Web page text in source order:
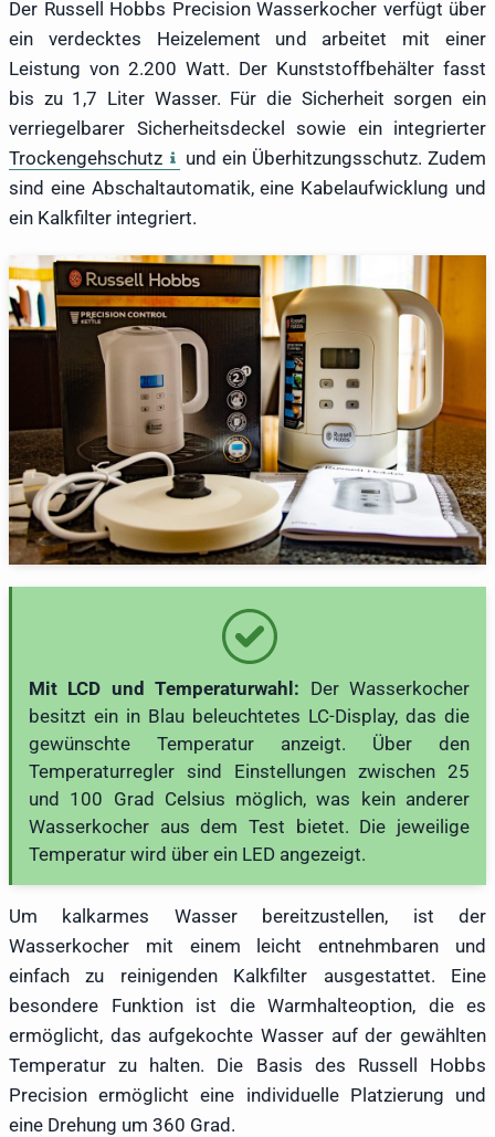
Der Russell Hobbs Precision Wasserkocher verfügt über
ein verdecktes Heizelement und arbeitet mit einer
Leistung von 2.200 Watt. Der Kunststoffbehälter fasst
bis zu 1,7 Liter Wasser. Für die Sicherheit sorgen ein
verriegelbarer Sicherheitsdeckel sowie ein integrierter
Trockengehschutz
und ein Überhitzungsschutz. Zudem
sind eine Abschaltautomatik, eine Kabelaufwicklung und
ein Kalkfilter integriert.
Mit LCD und Temperaturwahl: Der Wasserkocher
besitzt ein in Blau beleuchtetes LC-Display, das die
gewünschte Temperatur anzeigt. Über den
Temperaturregler sind Einstellungen zwischen 25
und 100 Grad Celsius möglich, was kein anderer
Wasserkocher aus dem Test bietet. Die jeweilige
Temperatur wird über ein LED angezeigt.
Um kalkarmes Wasser bereitzustellen, ist der
Wasserkocher mit einem leicht entnehmbaren und
einfach zu reinigenden Kalkfilter ausgestattet. Eine
besondere Funktion ist die Warmhalteoption, die es
ermöglicht, das aufgekochte Wasser auf der gewählten
Temperatur zu halten. Die Basis des Russell Hobbs
Precision ermöglicht eine individuelle Platzierung und
eine Drehung um 360 Grad.